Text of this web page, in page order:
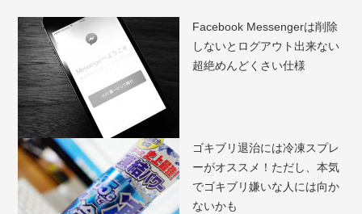
Facebook Messengerは削除
しないとログアウト出来ない
超絶めんどくさい仕様
ゴキブリ退治には冷凍スプレ
ーがオススメ！ただし、本気
でゴキブリ嫌いな人には向か
ないかも